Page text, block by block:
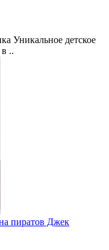
Уникальное детское
..
пиратов Джек